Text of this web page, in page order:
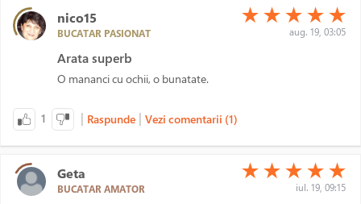
nico15
BUCATAR PASIONAT
(*)
★ (*)
★ (*)
★ (*)
★ (*)
★
aug. 19, 03:05
Arata superb
O mananci cu ochii, o bunatate.
1 | Raspunde | Vezi comentarii (1)
Geta
BUCATAR AMATOR
(*)
★ (*)
★ (*)
★ (*)
★ (*)
★
iul. 19, 09:15